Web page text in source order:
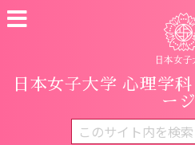
日本女子大学 心理学科
ージ